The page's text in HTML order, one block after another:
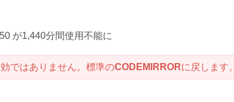
が1,440分間使用不能に
ではありません。標準のCODEMIRRORに戻します。